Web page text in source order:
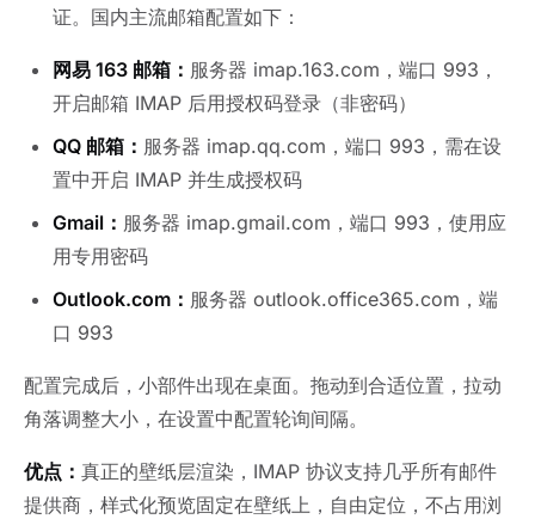
证。国内主流邮箱配置如下：
网易 163 邮箱： 服务器 imap.163.com，端口 993，
开启邮箱 IMAP 后用授权码登录（非密码）
QQ 邮箱： 服务器 imap.qq.com，端口 993，需在设
置中开启 IMAP 并生成授权码
Gmail： 服务器 imap.gmail.com，端口 993，使用应
用专用密码
Outlook.com： 服务器 outlook.office365.com，端
口 993
配置完成后，小部件出现在桌面。拖动到合适位置，拉动
角落调整大小，在设置中配置轮询间隔。
优点： 真正的壁纸层渲染，IMAP 协议支持几乎所有邮件
提供商，样式化预览固定在壁纸上，自由定位，不占用浏